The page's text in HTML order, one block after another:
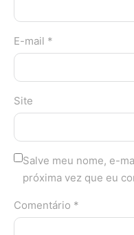
E-mail *
Site
Salve meu nome, e-
próxima vez que eu
Comentário *